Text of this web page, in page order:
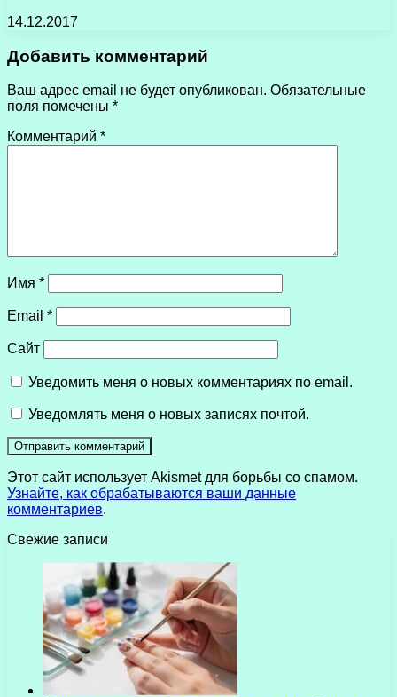
14.12.2017
Добавить комментарий
Ваш адрес email не будет опубликован. Обязательные
поля помечены *
Комментарий *
Имя *
Email *
Сайт
Уведомить меня о новых комментариях по email.
Уведомлять меня о новых записях почтой.
Этот сайт использует Akismet для борьбы со спамом.
Узнайте, как обрабатываются ваши данные
комментариев.
Свежие записи